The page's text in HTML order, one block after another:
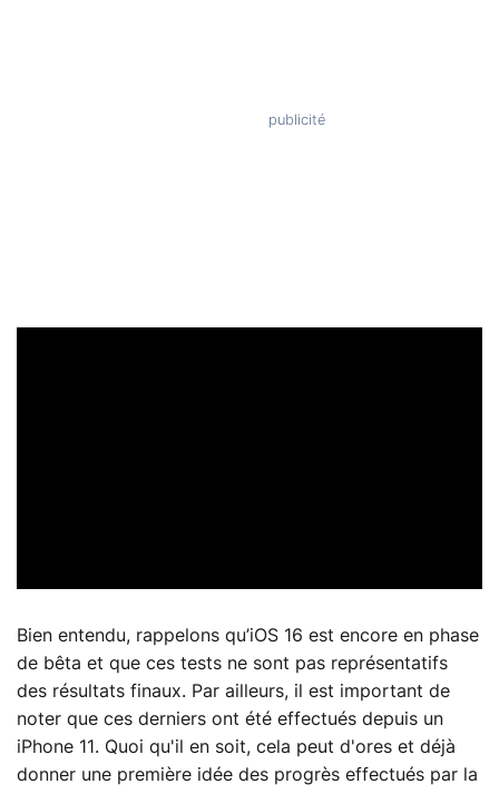
Bien entendu, rappelons qu’iOS 16 est encore en phase
de bêta et que ces tests ne sont pas représentatifs
des résultats finaux. Par ailleurs, il est important de
noter que ces derniers ont été effectués depuis un
iPhone 11. Quoi qu'il en soit, cela peut d'ores et déjà
donner une première idée des progrès effectués par la